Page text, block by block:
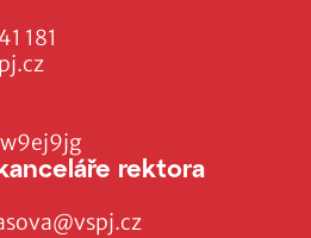
181
rektora